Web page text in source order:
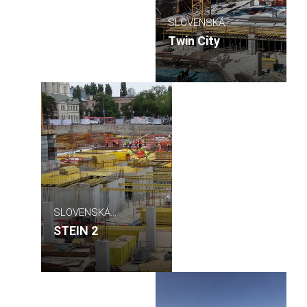
SLOVENSKÁ
REPUBLIKA
Twin City
SLOVENSKÁ
REPUBLIKA
STEIN 2